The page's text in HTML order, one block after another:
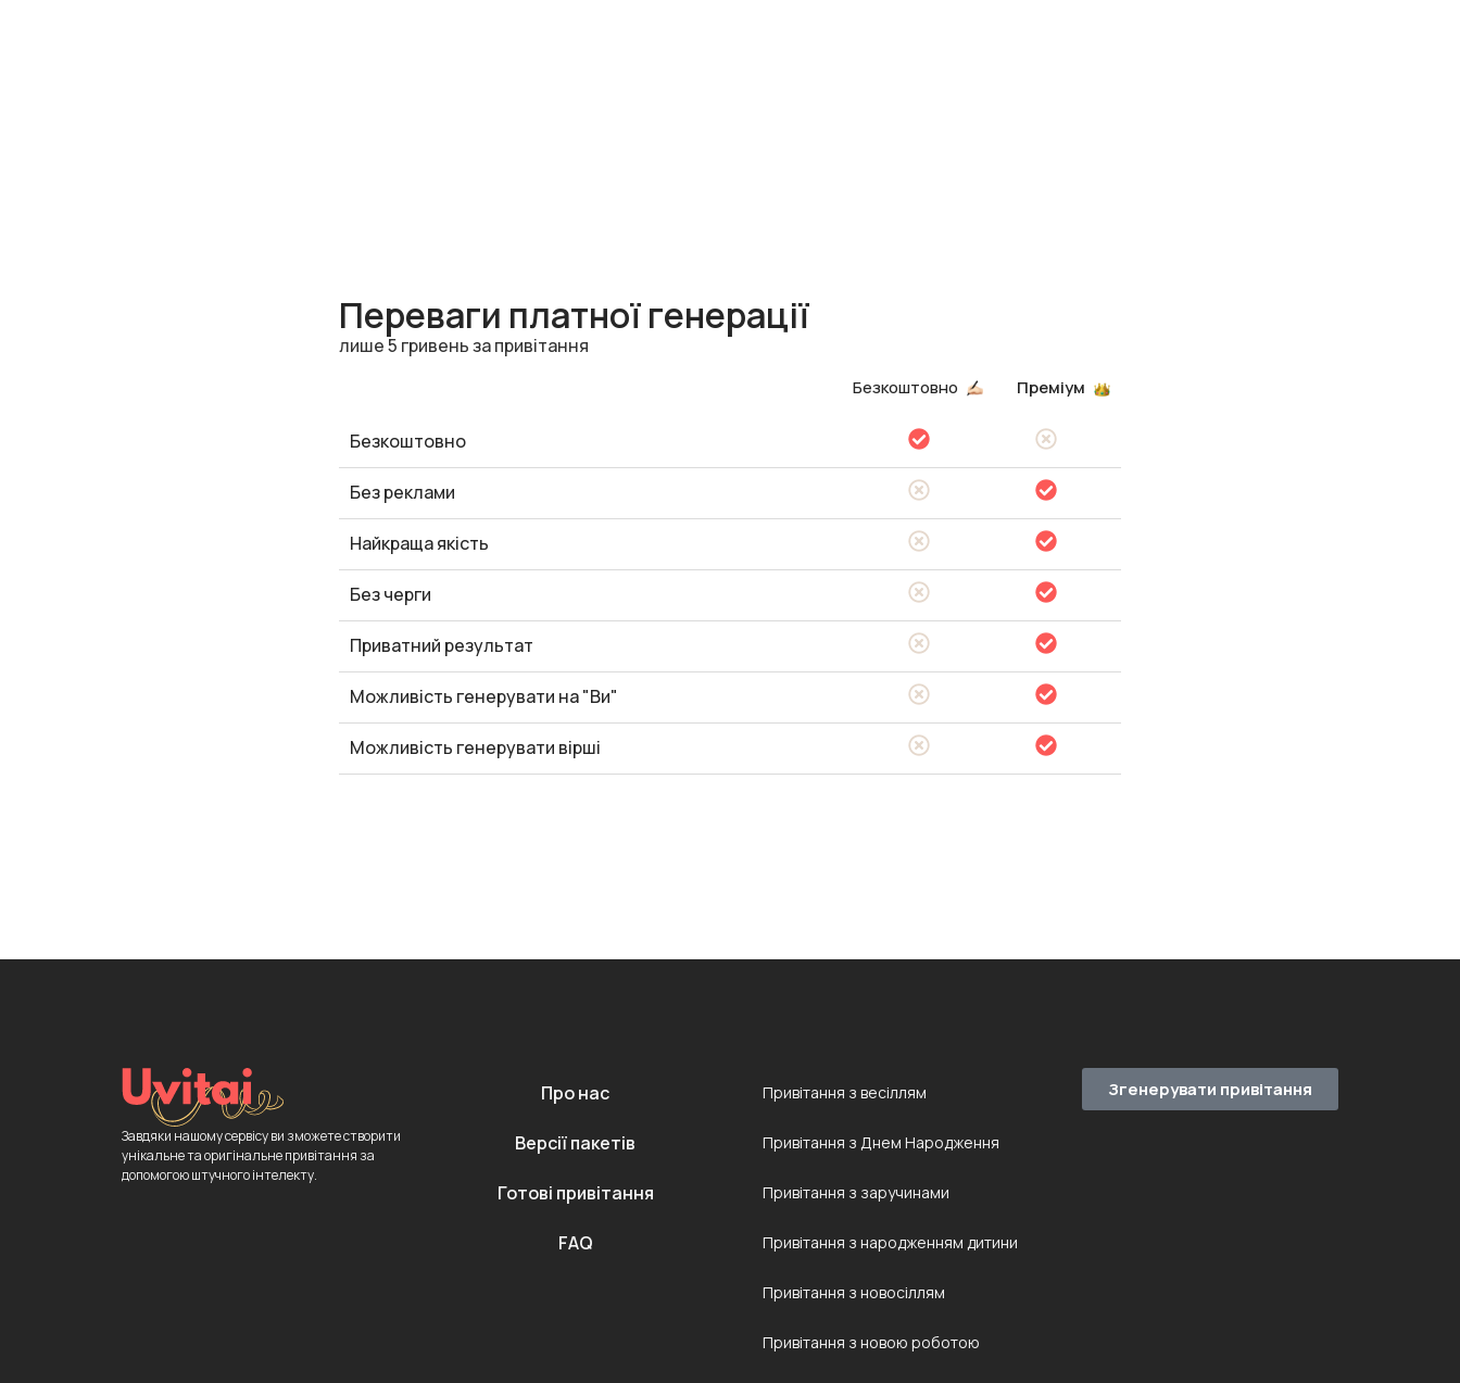
Переваги платної генерації
лише 5 гривень за привітання
Безкоштовно Преміум
Безкоштовно
Без реклами
Найкраща якість
Без черги
Приватний результат
Можливість генерувати на "Ви"
Можливість генерувати вірші
Завдяки нашому сервісу ви зможете створити
унікальне та оригінальне привітання за
допомогою штучного інтелекту.
Про нас
Версії пакетів
Готові привітання
FAQ
Привітання з весіллям
Привітання з Днем Народження
Привітання з заручинами
Привітання з народженням дитини
Привітання з новосіллям
Привітання з новою роботою
Згенерувати привітання